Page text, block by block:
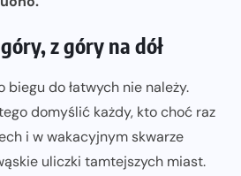
z góry na dół
biegu do łatwych nie należy.
domyślić każdy, kto choć raz
i w wakacyjnym skwarze
uliczki tamtejszych miast.